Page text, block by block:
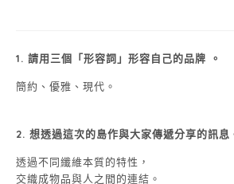
1. 請用三個「形容詞」形容自己的品牌 。
簡約、優雅、現代。
2. 想透過這次的島作與大家傳遞分享的訊息
透過不同纖維本質的特性，
交織成物品與人之間的連結。